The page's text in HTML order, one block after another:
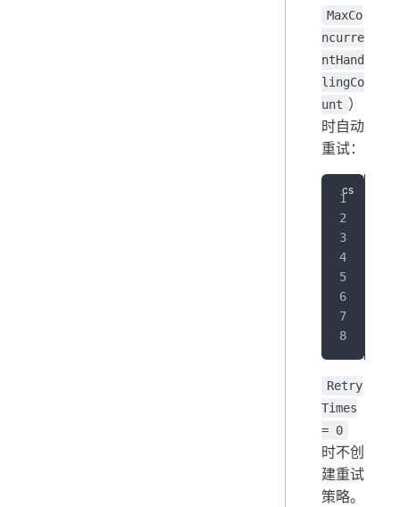
MaxCo
ncurre
ntHand
lingCo
unt ）
时自动
重试：
Retry
Times
= 0
时不创
建重试
策略。